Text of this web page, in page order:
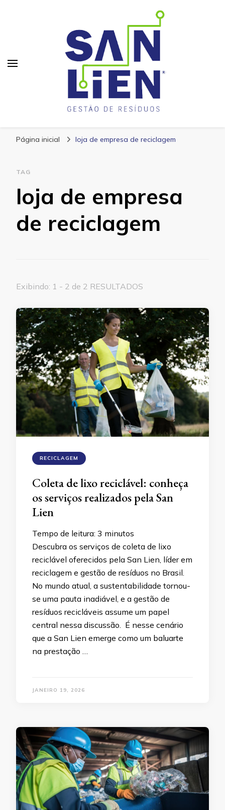
Página inicial loja de empresa de reciclagem
TAG
loja de empresa
de reciclagem
Exibindo: 1 - 2 de 2 RESULTADOS
RECICLAGEM
Coleta de lixo reciclável: conheça
os serviços realizados pela San
Lien
Tempo de leitura: 3 minutos
Descubra os serviços de coleta de lixo
reciclável oferecidos pela San Lien, líder em
reciclagem e gestão de resíduos no Brasil.
No mundo atual, a sustentabilidade tornou-
se uma pauta inadiável, e a gestão de
resíduos recicláveis assume um papel
central nessa discussão. É nesse cenário
que a San Lien emerge como um baluarte
na prestação …
JANEIRO 19, 2026